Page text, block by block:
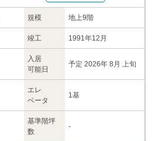
規模 地上9階
竣工 1991年12月
入居
可能日
予定 2026年 8月 上旬
エレ
ベータ
1基
基準階坪
数
-